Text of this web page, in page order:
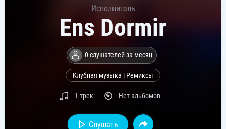
Исполнитель
Ens Dormir
0 слушателей за месяц
Клубная музыка | Ремиксы
1 трек Нет альбомов
Слушать